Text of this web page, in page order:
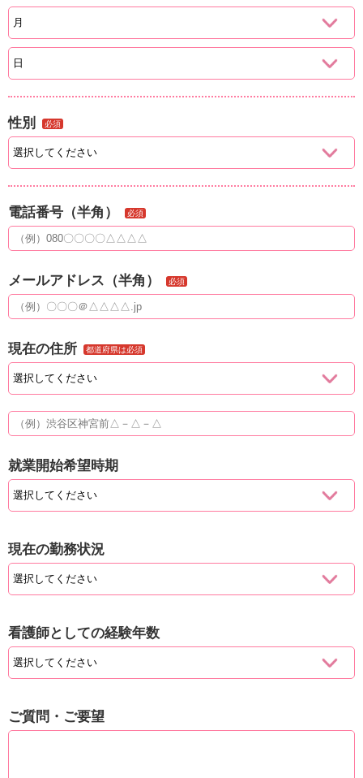
性別 必須
電話番号（半角） 必須
メールアドレス（半角） 必須
現在の住所 都道府県は必須
就業開始希望時期
現在の勤務状況
看護師としての経験年数
ご質問・ご要望